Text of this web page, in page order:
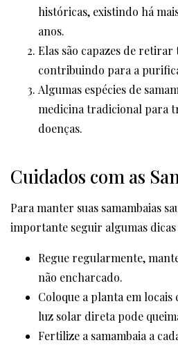
históricas, existindo há
anos.
Elas são capazes de retirar
contribuindo para a
Algumas espécies de
medicina tradicional para
doenças.
Cuidados com as
Para manter suas samambaias
importante seguir algumas dicas
Regue regularmente,
não encharcado.
Coloque a planta em
luz solar direta pode
Fertilize a samambaia a